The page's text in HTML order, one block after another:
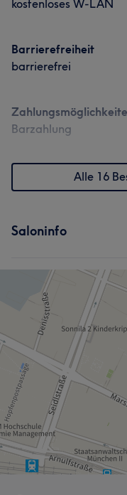
kostenloses W-LAN
Barrierefreiheit
barrierefrei
Barzahlung
Alle 16
Saloninfo